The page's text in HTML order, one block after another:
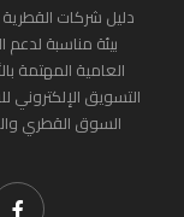
دليل شركات
بيئة مناسبة لدعم
العامية المهتمة
التسويق الإلكتروني
السوق القطري